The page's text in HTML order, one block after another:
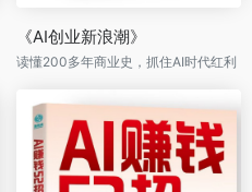
《AI创业新浪潮》
读懂200多年商业史，抓住AI时代红利